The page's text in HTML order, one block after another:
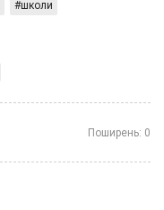
школи
Поширень: 0